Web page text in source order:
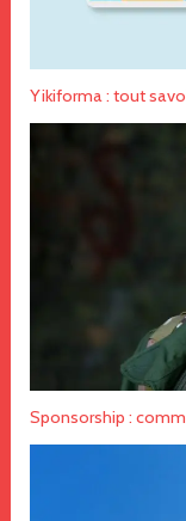
Yikiforma : tout
Sponsorship :